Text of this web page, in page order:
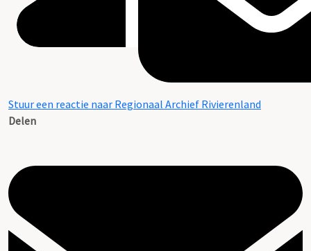
Stuur een reactie naar Regionaal Archief Rivierenland
Delen